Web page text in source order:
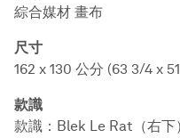
綜合媒材 畫布
尺寸
162 x 130 公分 (63 3/4 x
款識
款識：Blek Le Rat（右下